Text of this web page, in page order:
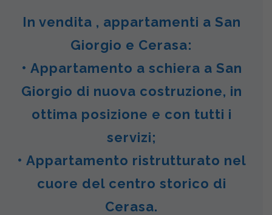
In vendita , appartamenti a San
Giorgio e Cerasa:
• Appartamento a schiera a San
Giorgio di nuova costruzione, in
ottima posizione e con tutti i
servizi;
• Appartamento ristrutturato nel
cuore del centro storico di
Cerasa.